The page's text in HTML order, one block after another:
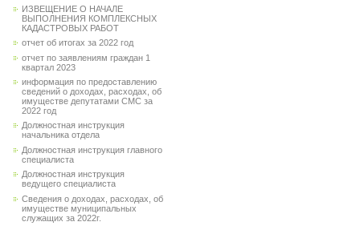
ИЗВЕЩЕНИЕ О НАЧАЛЕ
ВЫПОЛНЕНИЯ КОМПЛЕКСНЫХ
КАДАСТРОВЫХ РАБОТ
отчет об итогах за 2022 год
отчет по заявлениям граждан 1
квартал 2023
информация по предоставлению
сведений о доходах, расходах, об
имуществе депутатами СМС за
2022 год
Должностная инструкция
начальника отдела
Должностная инструкция главного
специалиста
Должностная инструкция
ведущего специалиста
Сведения о доходах, расходах, об
имуществе муниципальных
служащих за 2022г.